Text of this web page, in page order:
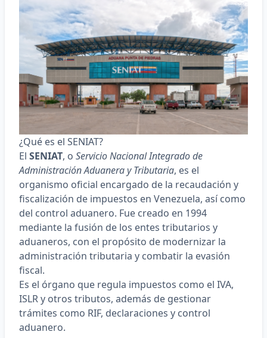
¿Qué es el SENIAT?
El SENIAT, o Servicio Nacional Integrado de
Administración Aduanera y Tributaria, es el
organismo oficial encargado de la recaudación y
fiscalización de impuestos en Venezuela, así como
del control aduanero. Fue creado en 1994
mediante la fusión de los entes tributarios y
aduaneros, con el propósito de modernizar la
administración tributaria y combatir la evasión
fiscal.
Es el órgano que regula impuestos como el IVA,
ISLR y otros tributos, además de gestionar
trámites como RIF, declaraciones y control
aduanero.